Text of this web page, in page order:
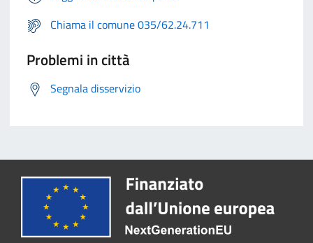
Chiama il comune 035/62.24.711
Problemi in città
Segnala disservizio